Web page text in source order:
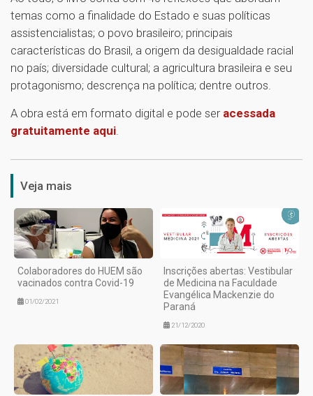
temas como a finalidade do Estado e suas políticas
assistencialistas; o povo brasileiro; principais
características do Brasil, a origem da desigualdade racial
no país; diversidade cultural; a agricultura brasileira e seu
protagonismo; descrença na política; dentre outros.
A obra está em formato digital e pode ser acessada
gratuitamente aqui
Veja mais
Colaboradores do HUEM são
vacinados contra Covid-19
01/02/2021
Inscrições abertas: Vestibular
de Medicina na Faculdade
Evangélica Mackenzie do
Paraná
21/12/2020